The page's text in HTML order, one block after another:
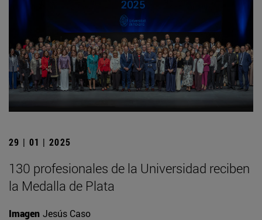
29 | 01 | 2025
130 profesionales de la Universidad reciben
la Medalla de Plata
Imagen Jesús Caso